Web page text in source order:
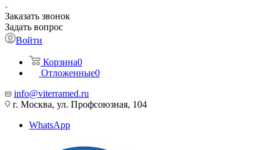
Заказать звонок
Задать вопрос
Войти
Корзина0
Отложенные0
info@viterramed.ru
г. Москва, ул. Профсоюзная, 104
WhatsApp